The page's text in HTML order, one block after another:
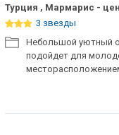
Турция , Мармарис -
3 звезды
Небольшой уютный
подойдет для